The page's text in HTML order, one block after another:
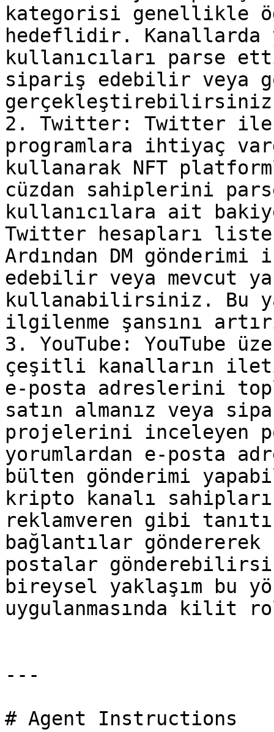
kategorisi genellikle
hedeflidir. Kanallarda
kullanıcıları parse
sipariş edebilir veya
2. Twitter: Twitter ile
programlara ihtiyaç
kullanarak NFT
cüzdan sahiplerini
kullanıcılara ait
Twitter hesapları
Ardından DM
edebilir veya mevcut
kullanabilirsiniz. Bu
ilgilenme şansını
3. YouTube: YouTube
çeşitli kanalların
e-posta adreslerini
satın almanız veya
projelerini inceleyen
yorumlardan e-posta
bülten gönderimi
kripto kanalı
reklamveren gibi
bağlantılar
postalar
bireysel yaklaşım bu
uygulanmasında kilit
---
# Agent Instructions